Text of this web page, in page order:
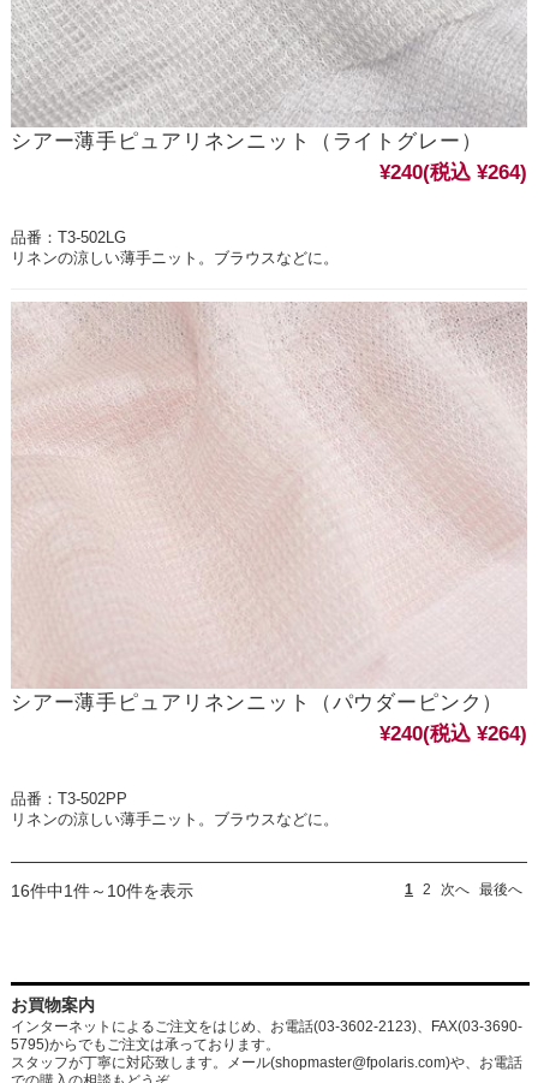
シアー薄手ピュアリネンニット（ライトグレー）
¥240(税込 ¥264)
品番：T3-502LG
リネンの涼しい薄手ニット。ブラウスなどに。
シアー薄手ピュアリネンニット（パウダーピンク）
¥240(税込 ¥264)
品番：T3-502PP
リネンの涼しい薄手ニット。ブラウスなどに。
16件中1件～10件を表示 1 2 次へ 最後へ
お買物案内
インターネットによるご注文をはじめ、お電話(03-3602-2123)、FAX(03-3690-
5795)からでもご注文は承っております。
スタッフが丁寧に対応致します。メール(shopmaster@fpolaris.com)や、お電話